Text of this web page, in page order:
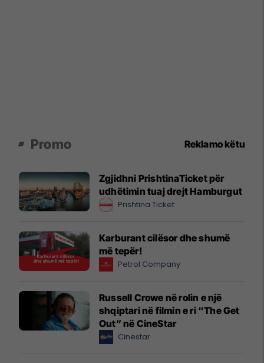
Promo Reklamo këtu
Zgjidhni PrishtinaTicket për
udhëtimin tuaj drejt Hamburgut
Prishtina Ticket
Karburant cilësor dhe shumë
më tepër!
Petrol Company
Russell Crowe në rolin e një
shqiptari në filmin e ri “The Get
Out” në CineStar
Cinestar